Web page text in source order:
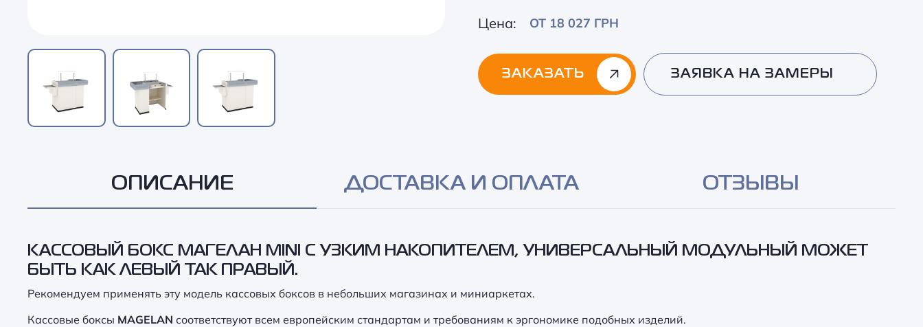
Цена: ОТ 18 027 ГРН
ЗАКАЗАТЬ ЗАЯВКА НА ЗАМЕРЫ
ОПИСАНИЕ ДОСТАВКА И ОПЛАТА ОТЗЫВЫ
КАССОВЫЙ БОКС МАГЕЛАН MINI
С УЗКИМ НАКОПИТЕЛЕМ, УНИВЕРСАЛЬНЫЙ МОДУЛЬНЫЙ МОЖЕТ
БЫТЬ КАК ЛЕВЫЙ ТАК ПРАВЫЙ.
Рекомендуем применять эту модель кассовых боксов в небольших магазинах и миниаркетах.
Кассовые боксы MAGELAN соответствуют всем европейским стандартам и требованиям к эргономике подобных изделий.